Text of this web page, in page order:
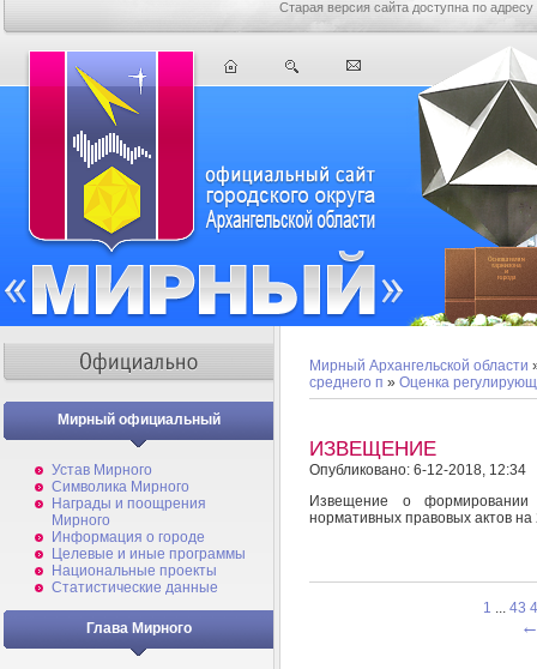
Старая версия сайта доступна по адресу
Мирный официальный
Устав Мирного
Символика Мирного
Награды и поощрения
Мирного
Информация о городе
Целевые и иные программы
Национальные проекты
Статистические данные
Глава Мирного
Мирный Архангельской области
среднего п » Оценка
ИЗВЕЩЕНИЕ
Опубликовано: 6-12-2018, 12:34
Извещение о формировании
нормативных правовых актов на
1 ... 43